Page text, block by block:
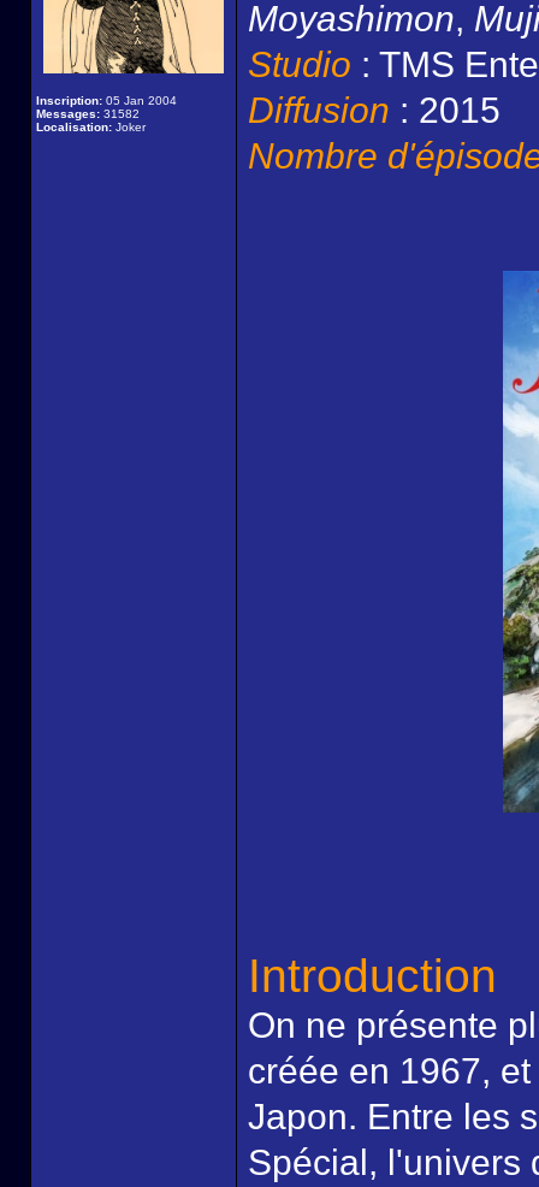
Inscription: 05 Jan 2004
Messages: 31582
Localisation: Joker
Moyashimon,
Studio : TMS
Diffusion : 2015
Nombre
Introduction
On ne présente
créée en 1967,
Japon. Entre les
Spécial, l'univers